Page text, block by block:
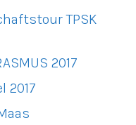
TPSK
2017
2017